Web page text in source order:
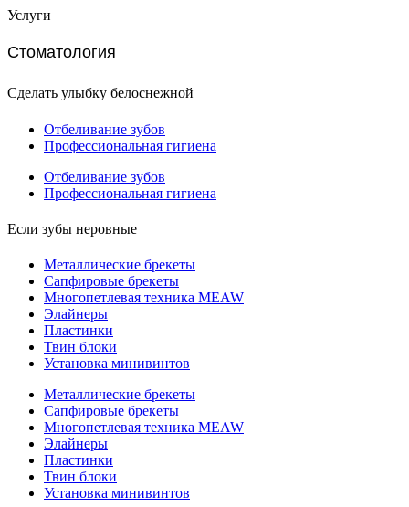
Услуги
Стоматология
Сделать улыбку белоснежной
Отбеливание зубов
Профессиональная гигиена
Отбеливание зубов
Профессиональная гигиена
Если зубы неровные
Металлические брекеты
Сапфировые брекеты
Многопетлевая техника MEAW
Элайнеры
Пластинки
Твин блоки
Установка минивинтов
Металлические брекеты
Сапфировые брекеты
Многопетлевая техника MEAW
Элайнеры
Пластинки
Твин блоки
Установка минивинтов